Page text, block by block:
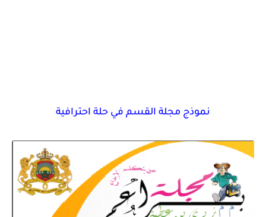
نموذج مجلة القسم في حلة احترافية